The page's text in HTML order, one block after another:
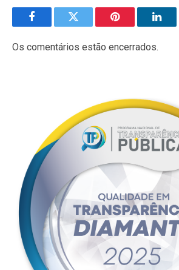
FacebookTwitter Pinterest
Os comentários estão encerrados.